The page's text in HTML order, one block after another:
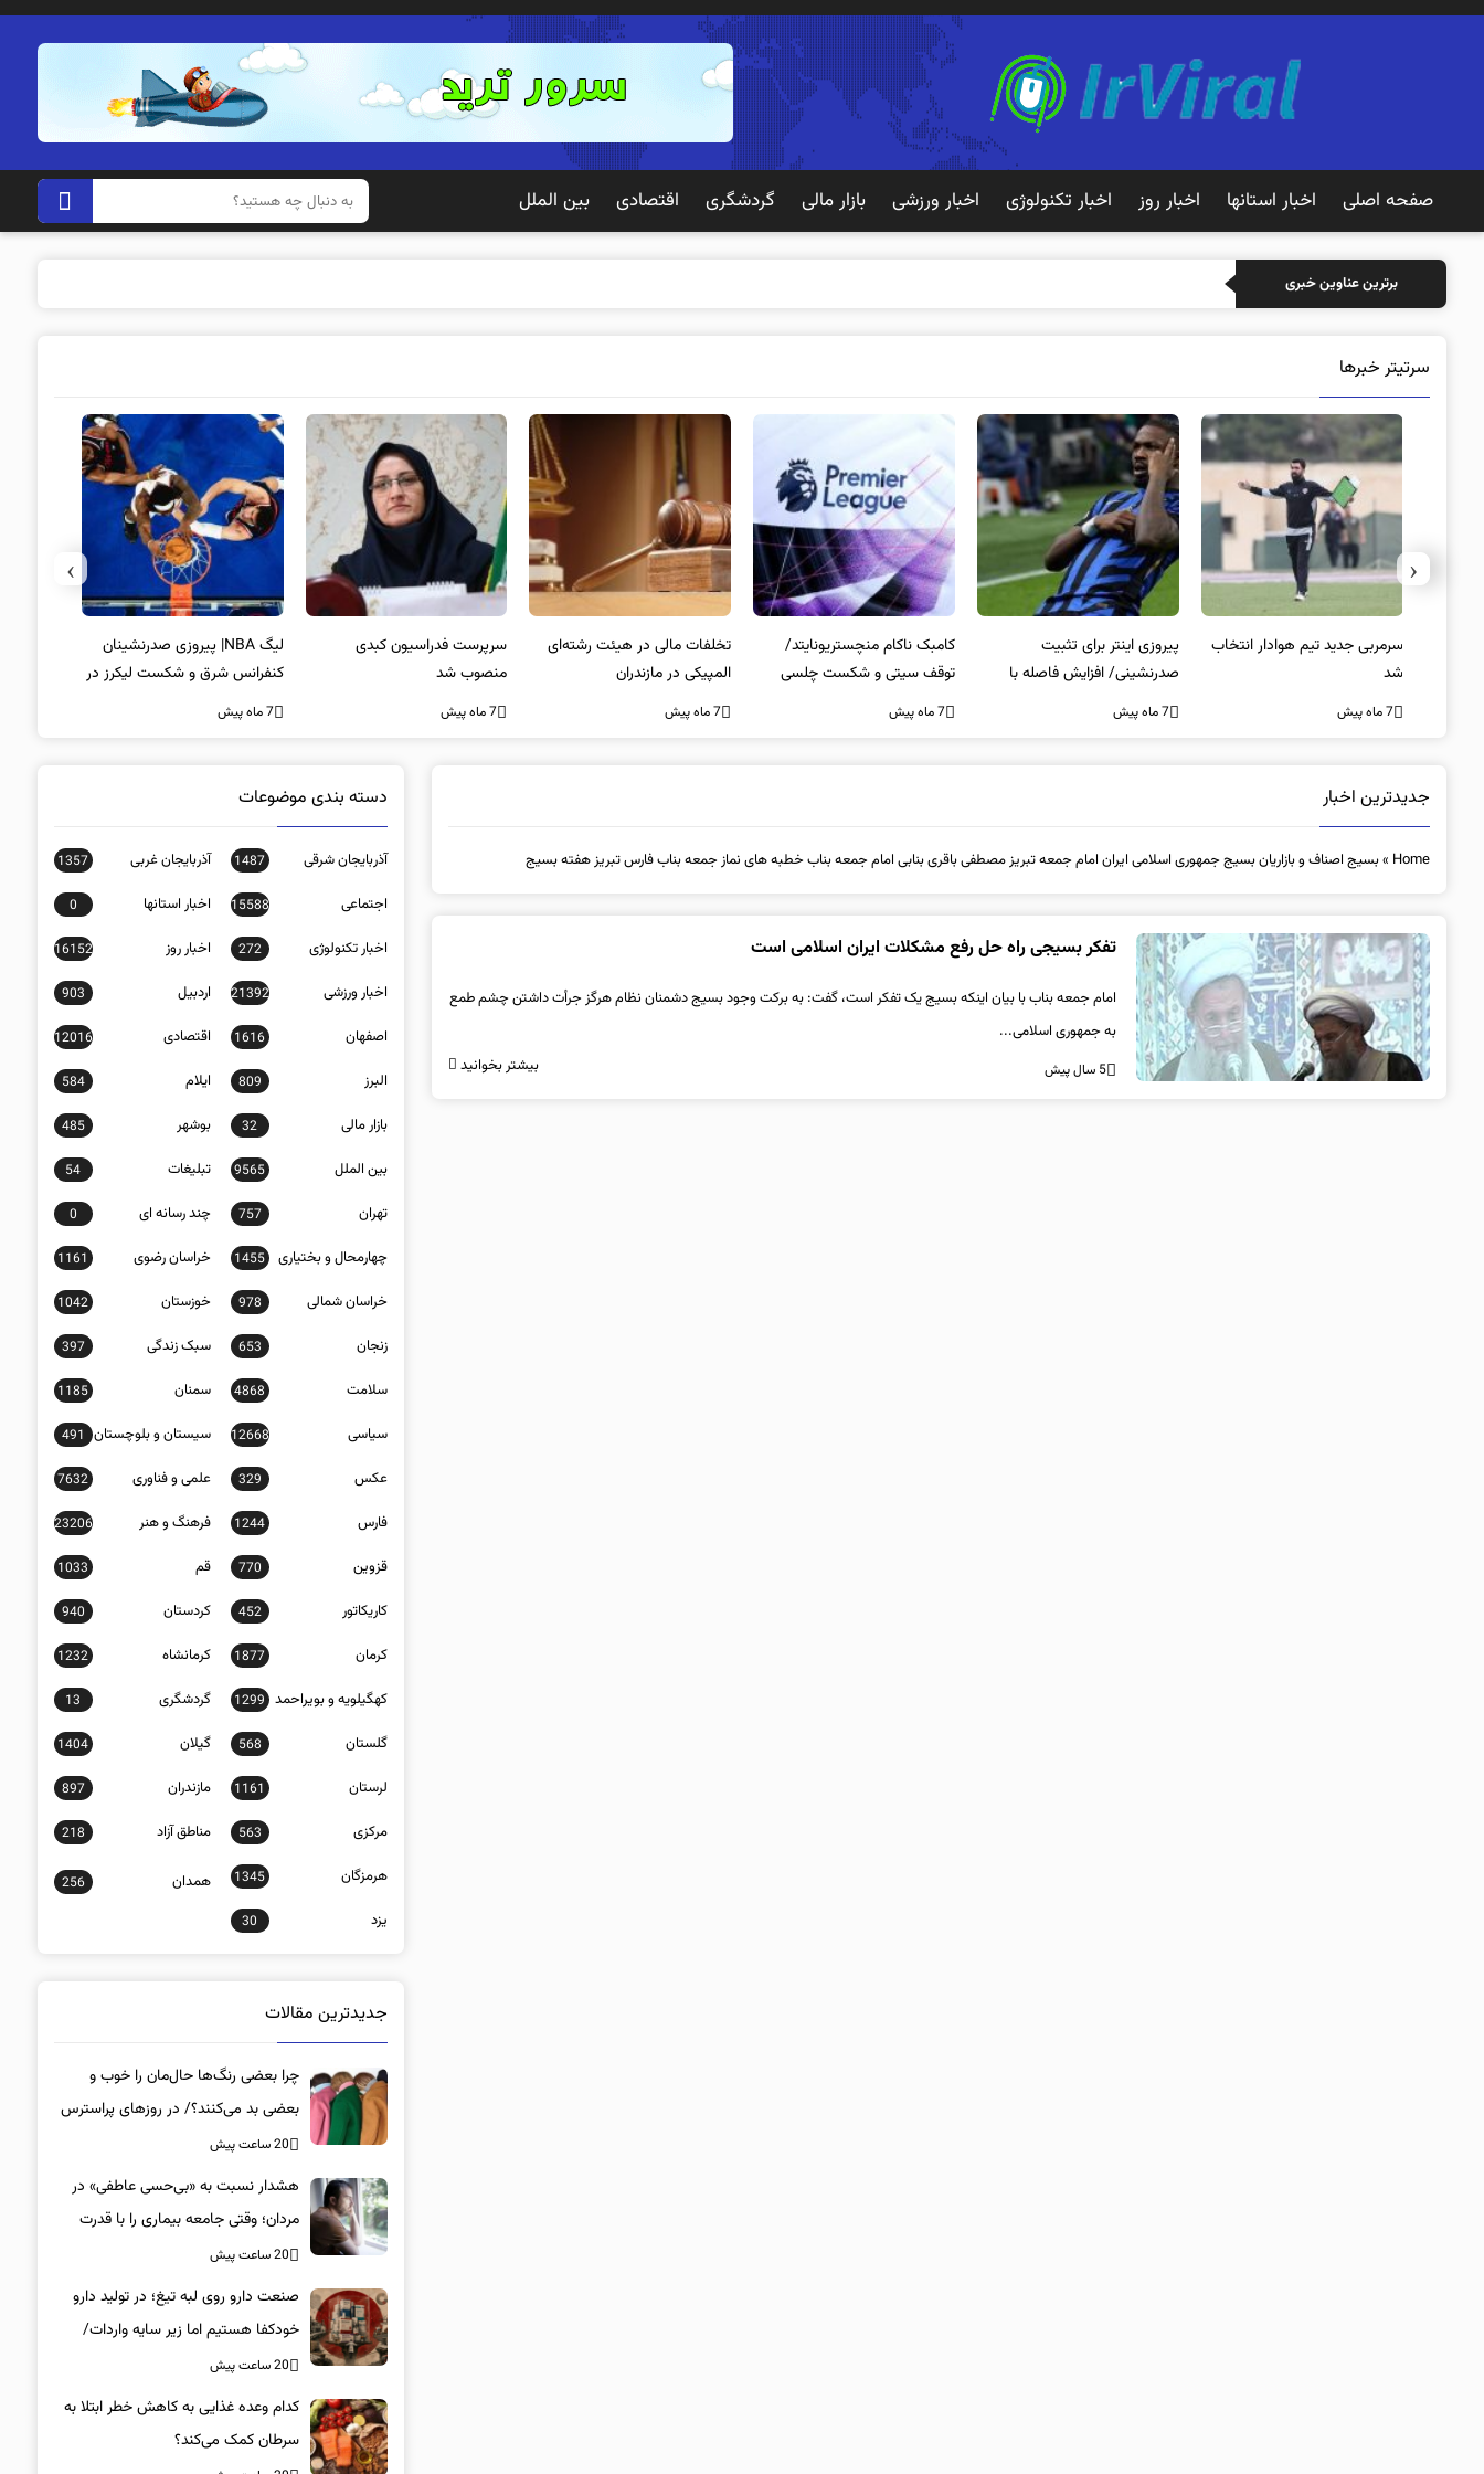
صفحه اصلی اخبار استانها اخبار روز اخبار تکنولوژی اخبار ورزشی بازار مالی گردشگری اقتصادی بین الملل
برترین عناوین خبری
سرتیتر خبرها
سرمربی جدید تیم هوادار انتخاب
شد
7 ماه پیش
پیروزی اینتر برای تثبیت
صدرنشینی/ افزایش فاصله با
ناپولی
7 ماه پیش
کامبک ناکام منچستریونایتد/
توقف سیتی و شکست چلسی
7 ماه پیش
تخلفات مالی در هیئت رشته‌ای
المپیکی در مازندران
7 ماه پیش
سرپرست فدراسیون کبدی
منصوب شد
7 ماه پیش
لیگ NBA| پیروزی صدرنشینان
کنفرانس شرق و شکست لیکرز در
غیاب جیمز
7 ماه پیش
‹
›
جدیدترین اخبار
Home
»بسیج اصناف و بازاریان بسیج جمهوری اسلامی ایران امام جمعه تبریز مصطفی باقری بنابی امام جمعه بناب خطبه های نماز جمعه بناب فارس تبریز هفته بسیج
تفکر بسیجی راه حل رفع مشکلات ایران اسلامی است
امام جمعه بناب با بیان اینکه بسیج یک تفکر است، گفت: به برکت وجود بسیج دشمنان نظام هرگز جرأت داشتن چشم طمع
به جمهوری اسلامی...
5 سال پیش بیشتر بخوانید
دسته بندی موضوعات
آذربایجان شرقی 1487 آذربایجان غربی 1357
اجتماعی 15588 اخبار استانها 0
اخبار تکنولوژی 272 اخبار روز 16152
اخبار ورزشی 21392 اردبیل 903
اصفهان 1616 اقتصادی 12016
البرز 809 ایلام 584
بازار مالی 32 بوشهر 485
بین الملل 9565 تبلیغات 54
تهران 757 چند رسانه ای 0
چهارمحال و بختیاری 1455 خراسان رضوی 1161
خراسان شمالی 978 خوزستان 1042
زنجان 653 سبک زندگی 397
سلامت 4868 سمنان 1185
سیاسی 12668 سیستان و بلوچستان 491
عکس 329 علمی و فناوری 7632
فارس 1244 فرهنگ و هنر 23206
قزوین 770 قم 1033
کاریکاتور 452 کردستان 940
کرمان 1877 کرمانشاه 1232
کهگیلویه و بویراحمد 1299 گردشگری 13
گلستان 568 گیلان 1404
لرستان 1161 مازندران 897
مرکزی 563 مناطق آزاد 218
هرمزگان 1345 همدان 256
یزد 30
جدیدترین مقالات
چرا بعضی رنگ‌ها حال‌مان را خوب و
بعضی بد می‌کنند؟/ در روزهای پراسترس
این رنگ‌ها را بپوشید
20 ساعت پیش
هشدار نسبت به «بی‌حسی عاطفی» در
مردان؛ وقتی جامعه بیماری را با قدرت
اشتباه می‌گیرد
20 ساعت پیش
صنعت دارو روی لبه تیغ؛ در تولید دارو
خودکفا هستیم اما زیر سایه واردات/
کدام داروها این روزها کمیاب شده‌اند؟/
«کشور سه ماه ذخیره دارویی دارد»
20 ساعت پیش
کدام وعده غذایی به کاهش خطر ابتلا به
سرطان کمک می‌کند؟